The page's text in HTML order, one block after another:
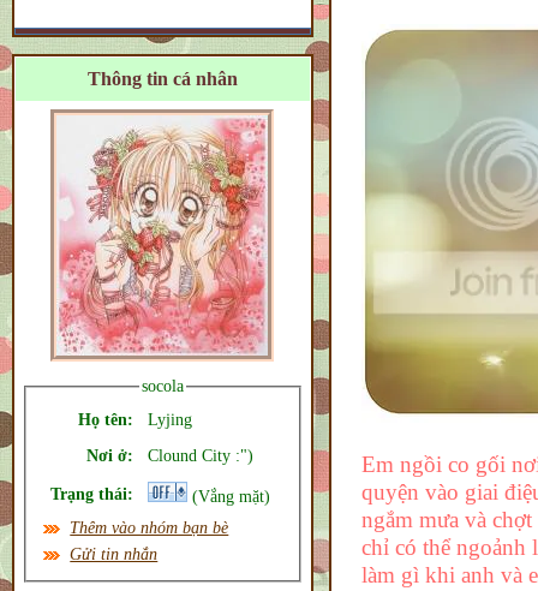
Thông tin cá nhân
socola
Họ tên:
Lyjing
Nơi ở:
Clound City :")
Trạng thái:
(Vắng mặt)
Thêm vào nhóm bạn bè
Gửi tin nhắn
Em ngồi co gối
quyện vào giai
ngắm mưa và
chỉ có thể ngoảnh
làm gì khi anh và